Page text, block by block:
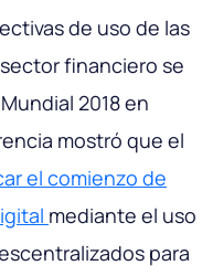
de uso de las
financiero se
2018 en
mostró que el
el comienzo de
mediante el uso
para